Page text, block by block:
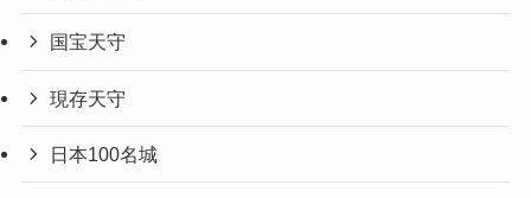
国宝天守
現存天守
日本100名城